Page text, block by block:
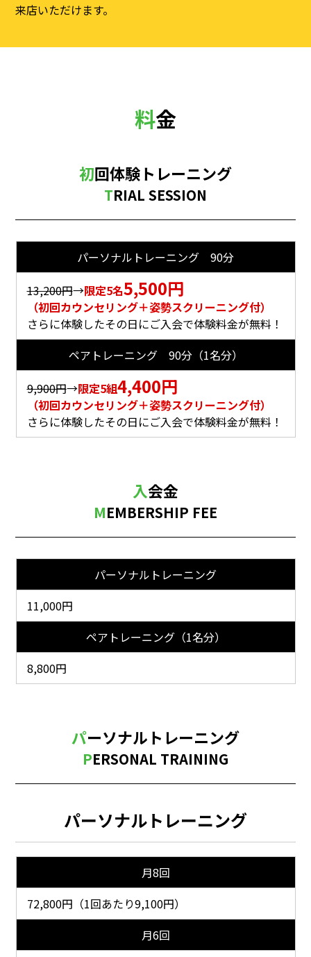
来店いただけます。
料金
初回体験トレーニング
TRIAL SESSION
パーソナルトレーニング 90分
13,200円→限定5名5,500円
（初回カウンセリング＋姿勢スクリーニング付）
さらに体験したその日にご入会で体験料金が無料！
ペアトレーニング 90分（1名分）
9,900円→限定5組4,400円
（初回カウンセリング＋姿勢スクリーニング付）
さらに体験したその日にご入会で体験料金が無料！
入会金
MEMBERSHIP FEE
パーソナルトレーニング
11,000円
ペアトレーニング（1名分）
8,800円
パーソナルトレーニング
PERSONAL TRAINING
パーソナルトレーニング
月8回
72,800円（1回あたり9,100円）
月6回